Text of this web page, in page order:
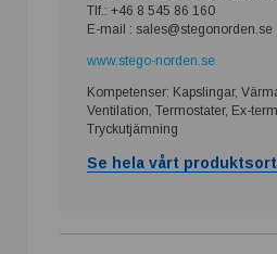
Tlf.: +46 8 545 86 160
E-mail : sales@stegonorden.se
www.stego-norden.se
Kompetenser: Kapslingar,
Ventilation, Termostater, Ex-
Tryckutjämning
Se hela vårt